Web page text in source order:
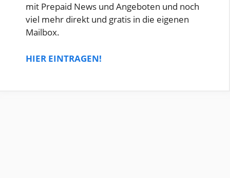
mit Prepaid News und Angeboten und noch
viel mehr direkt und gratis in die eigenen
Mailbox.
HIER EINTRAGEN!